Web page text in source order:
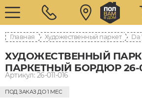
Главная Художественный паркет Da
ХУДОЖЕСТВЕННЫЙ
ПАРКЕТНЫЙ БОРДЮР 26-
Артикул: 26-011-016
ПОД ЗАКАЗ ДО 1 МЕС